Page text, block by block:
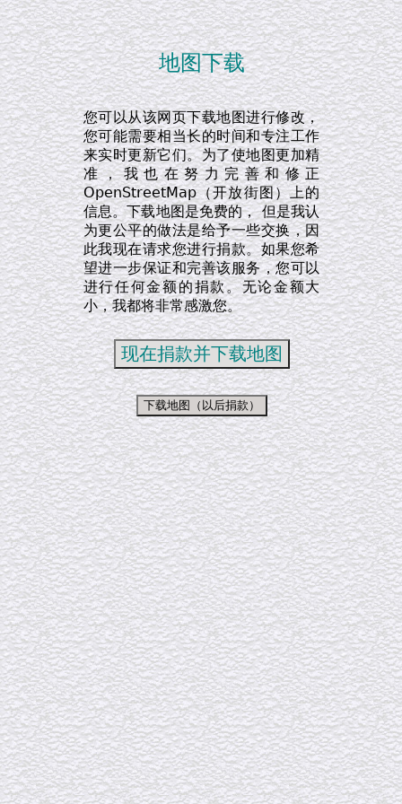
地图下载
您可以从该网页下载地图进行修改，
您可能需要相当长的时间和专注工作
来实时更新它们。为了使地图更加精
准，我也在努力完善和修正
OpenStreetMap（开放街图）上的
信息。下载地图是免费的， 但是我认
为更公平的做法是给予一些交换，因
此我现在请求您进行捐款。如果您希
望进一步保证和完善该服务，您可以
进行任何金额的捐款。无论金额大
小，我都将非常感激您。